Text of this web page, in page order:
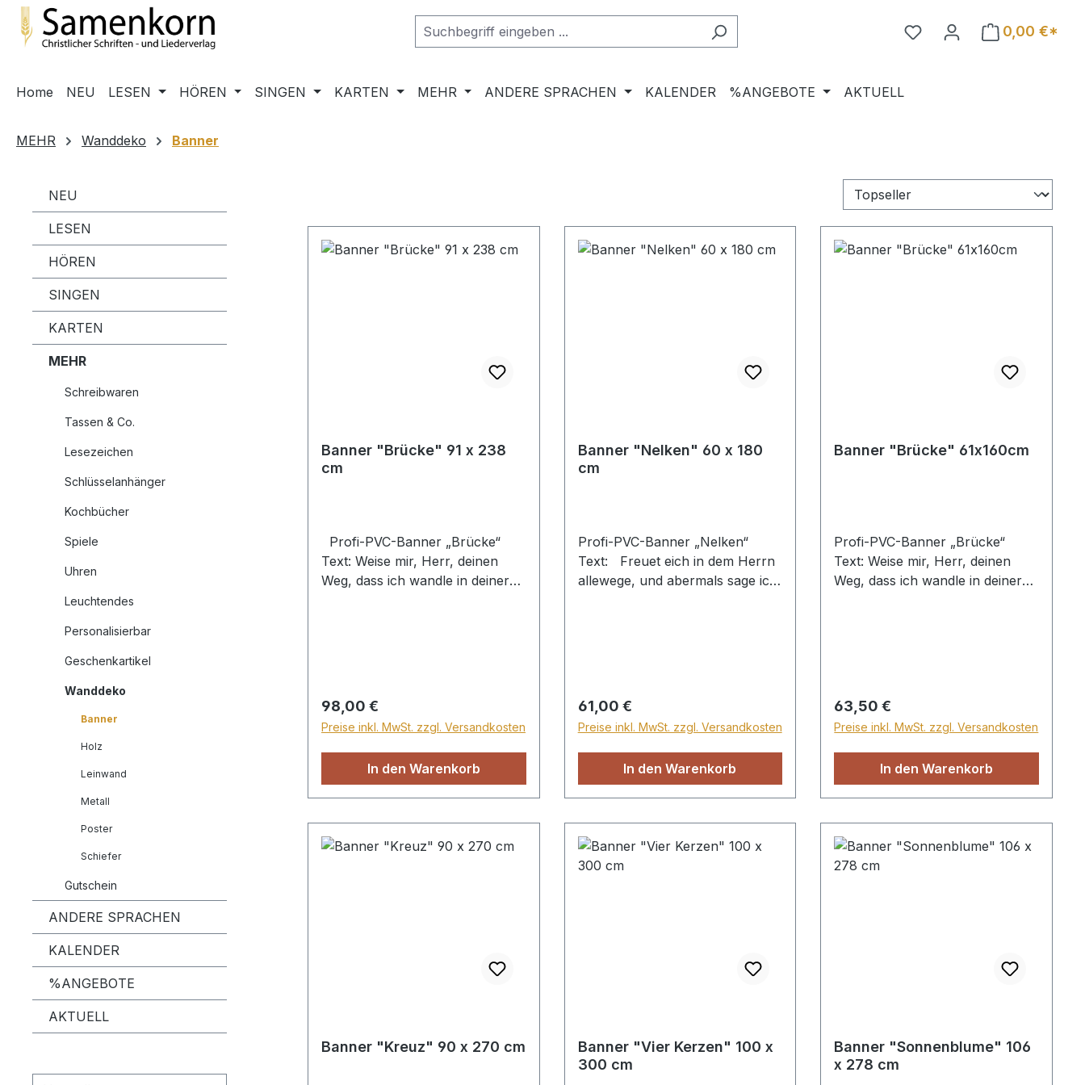
Hauptinhalt springen
Zur Suche springen
Zur Hauptnavigation springen
0,00 €*
Home NEU LESEN HÖREN SINGEN KARTEN MEHR ANDERE SPRACHEN KALENDER %ANGEBOTE AKTUELL
MEHR Wanddeko Banner
NEU
LESEN
HÖREN
SINGEN
KARTEN
MEHR
Schreibwaren
Tassen & Co.
Lesezeichen
Schlüsselanhänger
Kochbücher
Spiele
Uhren
Leuchtendes
Personalisierbar
Geschenkartikel
Wanddeko
Banner
Holz
Leinwand
Metall
Poster
Schiefer
Gutschein
ANDERE SPRACHEN
KALENDER
%ANGEBOTE
AKTUELL
Banner "Brücke" 91 x 238
cm
Profi-PVC-Banner „Brücke“
Text: Weise mir, Herr, deinen
Weg, dass ich wandle in deiner
nach Ihrem Wunsch. Ohne
Schienen, mit Schienen oder mit
2 Ösen. Format 91 x 238 cm
Regulärer Preis:
98,00 €
Preise inkl. MwSt. zzgl. Versandkosten
In den Warenkorb
Banner "Nelken" 60 x 180
cm
Profi-PVC-Banner „Nelken“
Text: Freuet eich in dem Herrn
allewege, und abermals sage ich:
oder auch Zuhause. Lieferbar
mit Texten oder Bibelversen
nach Ihrem Wunsch. Ohne
Schienen, mit Schienen oder mit
2 Ösen. Format 60 x 180 cm
Regulärer Preis:
61,00 €
Preise inkl. MwSt. zzgl. Versandkosten
In den Warenkorb
Banner "Brücke" 61x160cm
Profi-PVC-Banner „Brücke“
Text: Weise mir, Herr, deinen
Weg, dass ich wandle in deiner
Wunsch. Ohne Schienen, mit
Schienen oder mit 2 Ösen.
Format 61 x 160 cm
Regulärer Preis:
63,50 €
Preise inkl. MwSt. zzgl. Versandkosten
In den Warenkorb
Banner "Kreuz" 90 x 270 cm
Banner "Vier Kerzen" 100 x
300 cm
Banner "Sonnenblume" 106
x 278 cm